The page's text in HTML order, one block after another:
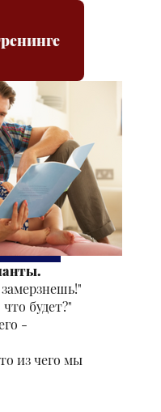
будет?"
-
из чего мы